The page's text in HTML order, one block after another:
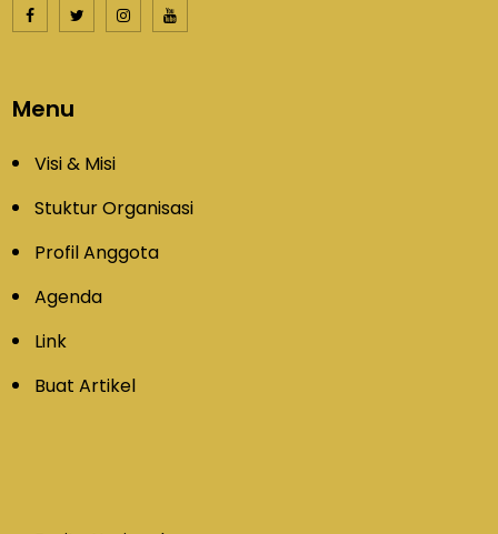
Menu
Visi & Misi
Stuktur Organisasi
Profil Anggota
Agenda
Link
Buat Artikel